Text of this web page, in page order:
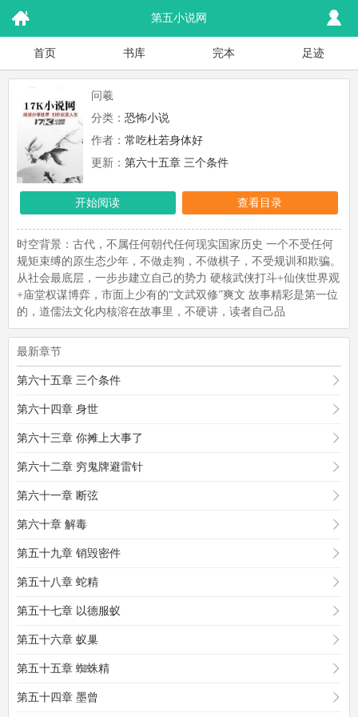
第五小说网
首页 书库 完本 足迹
问羲
分类：恐怖小说
作者：常吃杜若身体好
更新：第六十五章 三个条件
开始阅读 查看目录
时空背景：古代，不属任何朝代任何现实国家历史 一个不受任何
规矩束缚的原生态少年，不做走狗，不做棋子，不受规训和欺骗。
从社会最底层，一步步建立自己的势力 硬核武侠打斗+仙侠世界观
+庙堂权谋博弈，市面上少有的“文武双修”爽文 故事精彩是第一位
的，道儒法文化内核溶在故事里，不硬讲，读者自己品
最新章节
第六十五章 三个条件
第六十四章 身世
第六十三章 你摊上大事了
第六十二章 穷鬼牌避雷针
第六十一章 断弦
第六十章 解毒
第五十九章 销毁密件
第五十八章 蛇精
第五十七章 以德服蚁
第五十六章 蚁巢
第五十五章 蜘蛛精
第五十四章 墨曾